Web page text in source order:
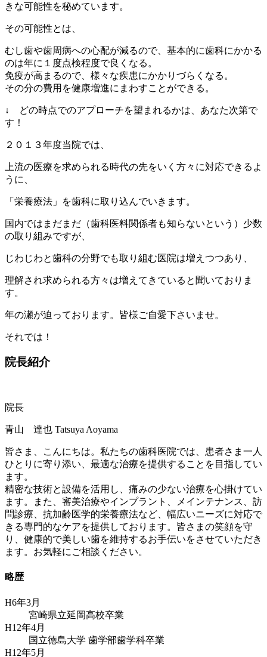
きな可能性を秘めています。
その可能性とは、
むし歯や歯周病への心配が減るので、基本的に歯科にかかる
のは年に１度点検程度で良くなる。
免疫が高まるので、様々な疾患にかかりづらくなる。
その分の費用を健康増進にまわすことができる。
↓ どの時点でのアプローチを望まれるかは、あなた次第で
す！
２０１３年度当院では、
上流の医療を求められる時代の先をいく方々に対応できるよ
うに、
「栄養療法」を歯科に取り込んでいきます。
国内ではまだまだ（歯科医料関係者も知らないという）少数
の取り組みですが、
じわじわと歯科の分野でも取り組む医院は増えつつあり、
理解され求められる方々は増えてきていると聞いておりま
す。
年の瀬が迫っております。皆様ご自愛下さいませ。
それでは！
院長紹介
院長
青山 達也 Tatsuya Aoyama
皆さま、こんにちは。私たちの歯科医院では、患者さま一人
ひとりに寄り添い、最適な治療を提供することを目指してい
ます。
精密な技術と設備を活用し、痛みの少ない治療を心掛けてい
ます。また、審美治療やインプラント、メインテナンス、訪
問診療、抗加齢医学的栄養療法など、幅広いニーズに対応で
きる専門的なケアを提供しております。皆さまの笑顔を守
り、健康的で美しい歯を維持するお手伝いをさせていただき
ます。お気軽にご相談ください。
略歴
H6年3月
宮崎県立延岡高校卒業
H12年4月
国立徳島大学 歯学部歯学科卒業
H12年5月